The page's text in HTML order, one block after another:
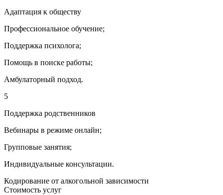
Адаптация к обществу
Профессиональное обучение;
Поддержка психолога;
Помощь в поиске работы;
Амбулаторный подход.
5
Поддержка родственников
Вебинары в режиме онлайн;
Групповые занятия;
Индивидуальные консультации.
Кодирование от алкогольной зависимости
Стоимость услуг